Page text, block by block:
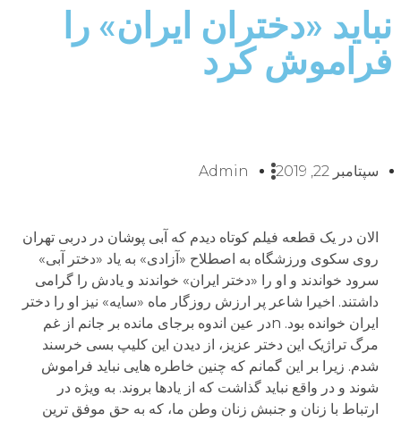
نباید «دختران ایران» را
فراموش کرد
سپتامبر 22, 2019 Admin
الان در یک قطعه فیلم کوتاه دیدم که آبی پوشان در دربی تهران
روی سکوی ورزشگاه به اصطلاح «آزادی» به یاد «دختر آبی»
سرود خواندند و او را «دختر ایران» خواندند و یادش را گرامی
داشتند. اخیرا شاعر پر ارزش روزگار ماه «سایه» نیز او را دختر
ایران خوانده بود. nدر عین اندوه برجای مانده بر جانم از غم
مرگ تراژیک این دختر عزیز، از دیدن این کلیپ بسی خرسند
شدم. زیرا بر این گمانم که چنین خاطره هایی نباید فراموش
شوند و در واقع نباید گذاشت که از یادها بروند. به ویژه در
ارتباط با زنان و جنبش زنان وطن ما، که به حق موفق ترین